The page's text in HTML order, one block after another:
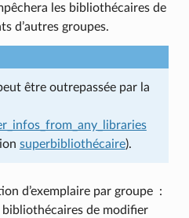
les bibliothécaires de
d’autres groupes.
être outrepassée par la
superbibliothécaire).
d’exemplaire par groupe :
bibliothécaires de modifier